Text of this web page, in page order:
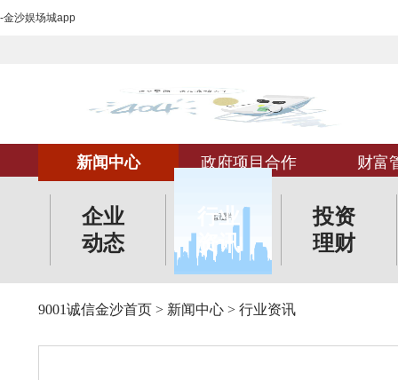
-金沙娱场城app
新闻中心 政府项目合作 财富
企业
动态
行业
资讯
投资
理财
9001诚信金沙首页 > 新闻中心 > 行业资讯